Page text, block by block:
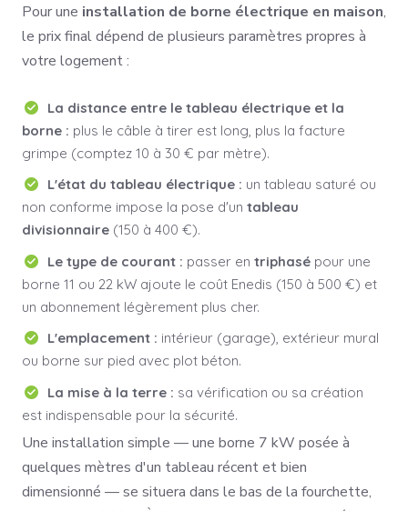
Pour une installation de borne électrique en maison,
le prix final dépend de plusieurs paramètres propres à
votre logement :
La distance entre le tableau électrique et la
borne : plus le câble à tirer est long, plus la facture
grimpe (comptez 10 à 30 € par mètre).
L'état du tableau électrique : un tableau saturé ou
non conforme impose la pose d'un tableau
divisionnaire(150 à 400 €).
Le type de courant : passer en triphasépour une
borne 11 ou 22 kW ajoute le coût Enedis (150 à 500 €) et
un abonnement légèrement plus cher.
L'emplacement : intérieur (garage), extérieur mural
ou borne sur pied avec plot béton.
La mise à la terre : sa vérification ou sa création
est indispensable pour la sécurité.
Une installation simple — une borne 7 kW posée à
quelques mètres d'un tableau récent et bien
dimensionné — se situera dans le bas de la fourchette,